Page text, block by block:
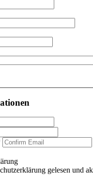
gelesen und